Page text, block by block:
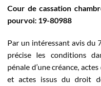
Cour de cassation
pourvoi: 19-80988
Par un intéressant avis du
précise les conditions
pénale d’une créance,
et actes issus du droit